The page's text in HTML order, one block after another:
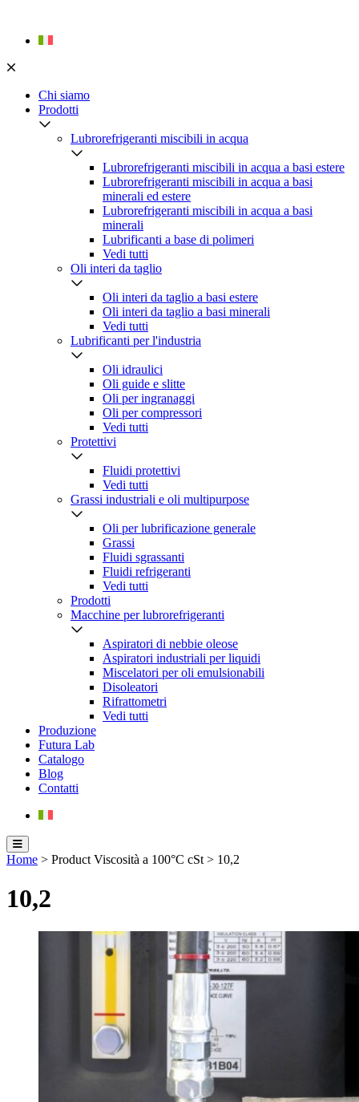
content
Chi siamo
Prodotti
Lubrorefrigeranti miscibili in acqua
Lubrorefrigeranti miscibili in acqua a basi estere
Lubrorefrigeranti miscibili in acqua a basi
minerali ed estere
Lubrorefrigeranti miscibili in acqua a basi
minerali
Lubrificanti a base di polimeri
Vedi tutti
Oli interi da taglio
Oli interi da taglio a basi estere
Oli interi da taglio a basi minerali
Vedi tutti
Lubrificanti per l'industria
Oli idraulici
Oli guide e slitte
Oli per ingranaggi
Oli per compressori
Vedi tutti
Protettivi
Fluidi protettivi
Vedi tutti
Grassi industriali e oli multipurpose
Oli per lubrificazione generale
Grassi
Fluidi sgrassanti
Fluidi refrigeranti
Vedi tutti
Prodotti
Macchine per lubrorefrigeranti
Aspiratori di nebbie oleose
Aspiratori industriali per liquidi
Miscelatori per oli emulsionabili
Disoleatori
Rifrattometri
Vedi tutti
Produzione
Futura Lab
Catalogo
Blog
Contatti
Home > Product Viscosità a 100°C cSt > 10,2
10,2